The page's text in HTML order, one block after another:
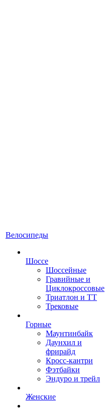
Велосипеды
Шоссе
Шоссейные
Гравийные и
Циклокроссовые
Триатлон и ТТ
Трековые
Горные
Маунтинбайк
Даунхил и
фрирайд
Кросс-кантри
Фэтбайки
Эндуро и трейл
Женские